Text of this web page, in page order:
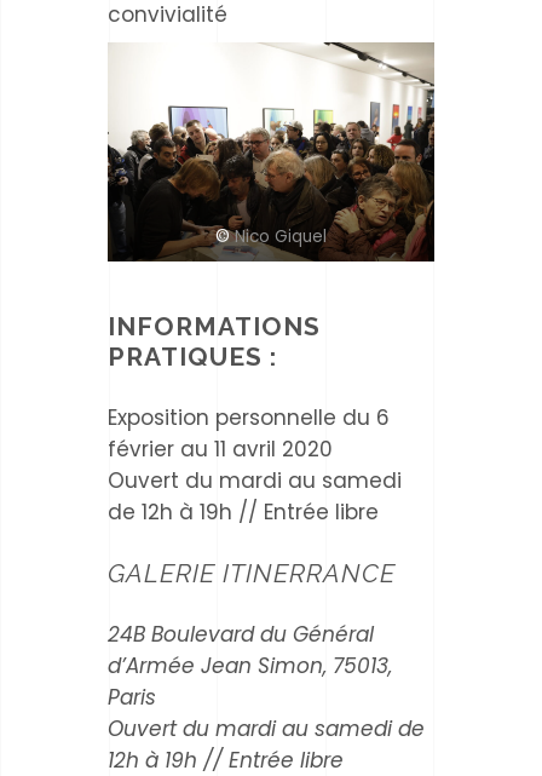
convivialité
©Nico Giquel
INFORMATIONS
PRATIQUES :
Exposition personnelle du 6
février au 11 avril 2020
Ouvert du mardi au samedi
de 12h à 19h // Entrée libre
GALERIE ITINERRANCE
24B Boulevard du Général
d’Armée Jean Simon, 75013,
Paris
Ouvert du mardi au samedi de
12h à 19h // Entrée libre